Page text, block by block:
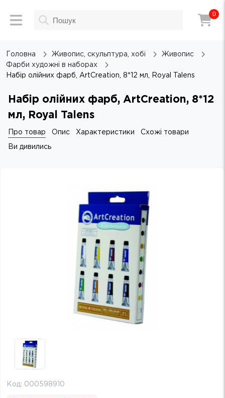
0
Головна Живопис, скульптура, хобі
Живопис
Фарби художні в наборах
Набір олійних фарб, ArtCreation, 8*12 мл, Royal Talens
Набір олійних фарб, ArtCreation, 8*12
мл, Royal Talens
Про товар Опис Характеристики Схожі товари
Ви дивились
Код: 000598910